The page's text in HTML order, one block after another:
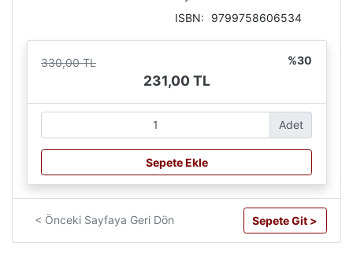
ISBN:
9799758606534
330,00 TL %30
231,00 TL
Adet
Sepete Ekle
< Önceki Sayfaya Geri Dön Sepete Git >